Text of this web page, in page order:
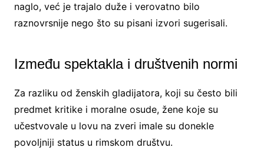
naglo, već je trajalo duže i verovatno bilo
raznovrsnije nego što su pisani izvori sugerisali.
Između spektakla i društvenih normi
Za razliku od ženskih gladijatora, koji su često bili
predmet kritike i moralne osude, žene koje su
učestvovale u lovu na zveri imale su donekle
povoljniji status u rimskom društvu.